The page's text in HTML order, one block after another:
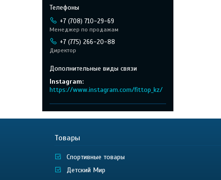
+7 (708) 710-29-69
Менеджер по продажам
+7 (775) 266-20-88
Директор
Instagram
https://www.instagram.com/fittop_kz/
Товары
Спортивные товары
Детский Мир